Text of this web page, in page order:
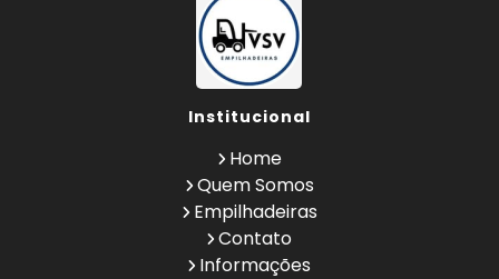
Aluguel de Empilhadeira Elétrica
Aluguel de Empilhadeira Elétrica Preço
Aluguel de Empilhadeira Mensal
Aluguel de Empilhadeira Preço
Aluguel de Empilhadeira Valor
Aluguel de Empilhadeiras Eletricas
Conserto de Empilhadeira
Contrato de Locação de Empilhadeira
Empilhadeira a Combustão
Empilhadeira a Combustão Hyster
Institucional
Home
Quem Somos
Empilhadeiras
Contato
Informações